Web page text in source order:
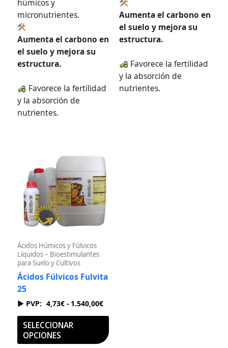
húmicos y
micronutrientes.
Aumenta el carbono en
el suelo y mejora su
estructura.
Favorece la fertilidad
y la absorción de
nutrientes.
Aumenta el carbono en
el suelo y mejora su
estructura.
Favorece la fertilidad
y la absorción de
nutrientes.
Ácidos Húmicos y Fúlvicos
Líquidos – Bioestimulantes
para Suelo y Cultivos
Ácidos Fúlvicos Fulvita
25
4,73€ - 1.540,00€
de
precios:
desde
4,73€
hasta
1.540,00€
SELECCIONAR
OPCIONES
producto